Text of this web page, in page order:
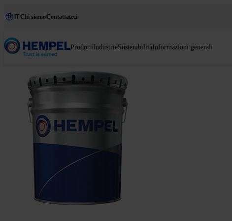
ITChi siamoContattateci
ProdottiIndustrieSostenibilitàInformazioni generali